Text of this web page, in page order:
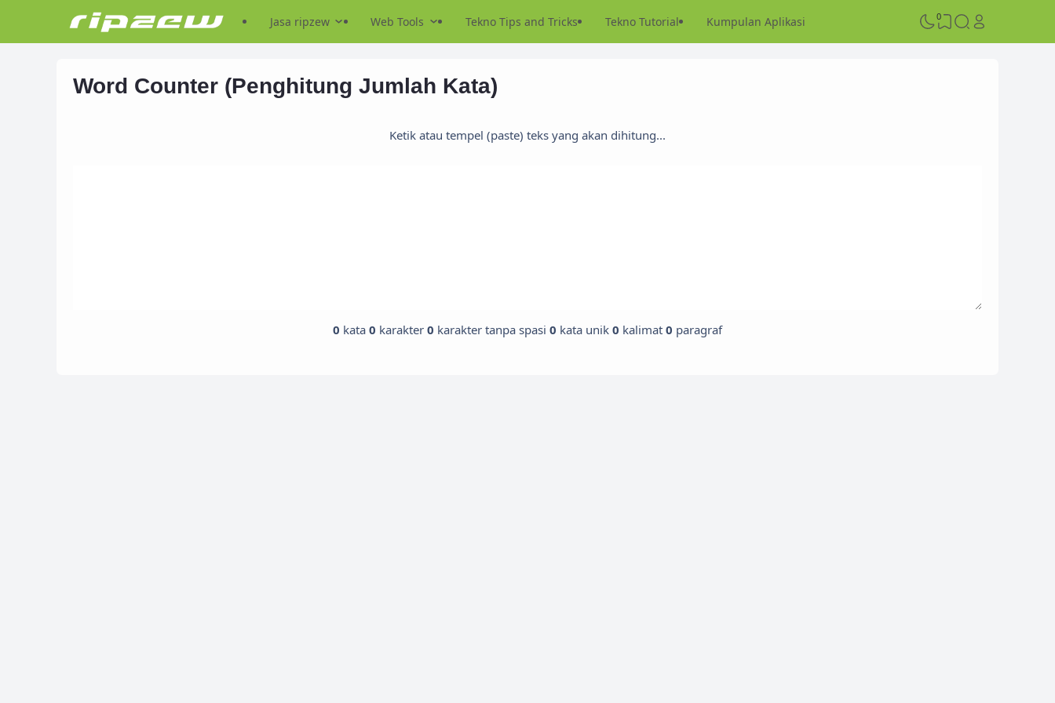
Jasa ripzew Web Tools Tekno Tips and Tricks Tekno Tutorial Kumpulan Aplikasi 0
Word Counter (Penghitung Jumlah Kata)
Ketik atau tempel (paste) teks yang akan dihitung...
0 kata 0 karakter 0 karakter tanpa spasi 0 kata unik 0 kalimat 0 paragraf